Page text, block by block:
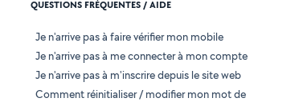
QUESTIONS FRÉQUENTES / AIDE
Je n'arrive pas à faire vérifier mon mobile
Je n'arrive pas à me connecter à mon compte
Je n'arrive pas à m'inscrire depuis le site web
Comment réinitialiser / modifier mon mot de